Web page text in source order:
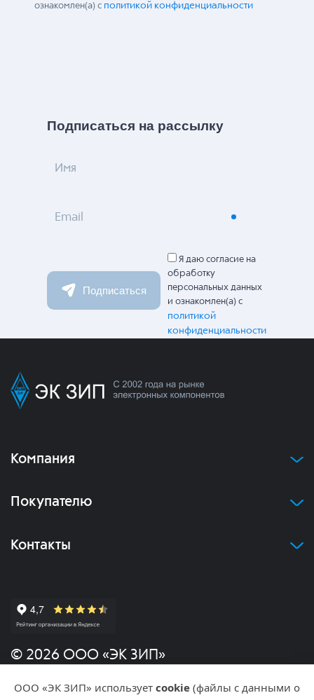
ознакомлен(а) с политикой конфиденциальности
Подписаться на рассылку
Имя
Email
Подписаться
Я даю согласие на
обработку
персональных данных
и ознакомлен(а) с
политикой
конфиденциальности
Компания
Покупателю
Контакты
© 2026 ООО «ЭК ЗИП»
Политика конфиденциальности
ООО «ЭК ЗИП» использует cookie (файлы с данными о